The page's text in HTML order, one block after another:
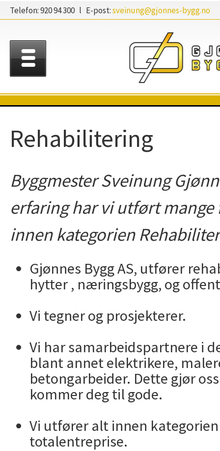
Telefon: 920 94 300 l E-post:sveinung@gjonnes-bygg.no
Rehabilitering
Byggmester Sveinung
erfaring har vi utført
innen kategorien
Gjønnes Bygg AS, utfører
hytter , næringsbygg, og
Vi tegner og prosjekterer.
Vi har samarbeidspartnere i
blant annet elektrikere,
betongarbeider. Dette gjør
kommer deg til gode.
Vi utfører alt innen
totalentreprise.